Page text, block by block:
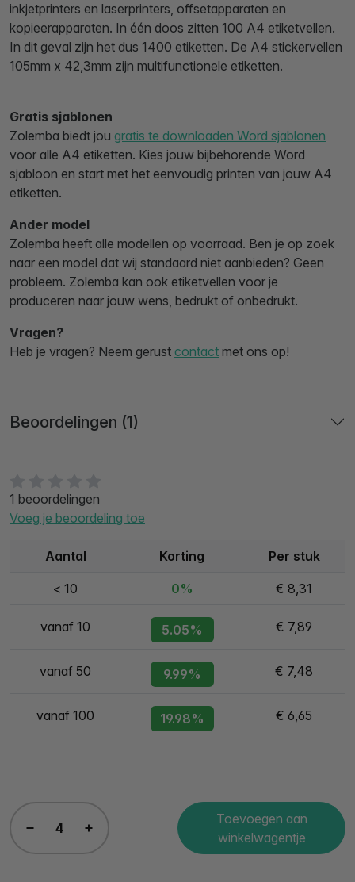
1 beoordelingen
Voeg je beoordeling toe
Aantal Korting Per stuk
< 10 0% € 8,31
vanaf 10 5.05% € 7,89
vanaf 50 9.99% € 7,48
vanaf 100 19.98% € 6,65
Toevoegen aan
winkelwagentje
inkjetprinters en laserprinters, offsetapparaten en
kopieerapparaten. In één doos zitten 100 A4 etiketvellen.
In dit geval zijn het dus 1400 etiketten. De A4 stickervellen
105mm x 42,3mm zijn multifunctionele etiketten.
Gratis sjablonen
Zolemba biedt jou gratis te downloaden Word sjablonen
voor alle A4 etiketten. Kies jouw bijbehorende Word
sjabloon en start met het eenvoudig printen van jouw A4
etiketten.
Ander model
Zolemba heeft alle modellen op voorraad. Ben je op zoek
naar een model dat wij standaard niet aanbieden? Geen
probleem. Zolemba kan ook etiketvellen voor je
produceren naar jouw wens, bedrukt of onbedrukt.
Vragen?
Heb je vragen? Neem gerust contact met ons op!
Beoordelingen (1)